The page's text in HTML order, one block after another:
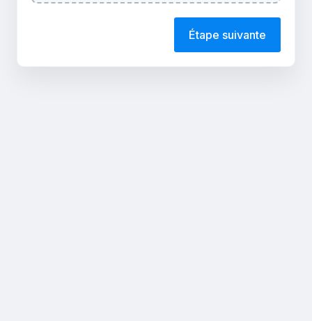
Étape suivante